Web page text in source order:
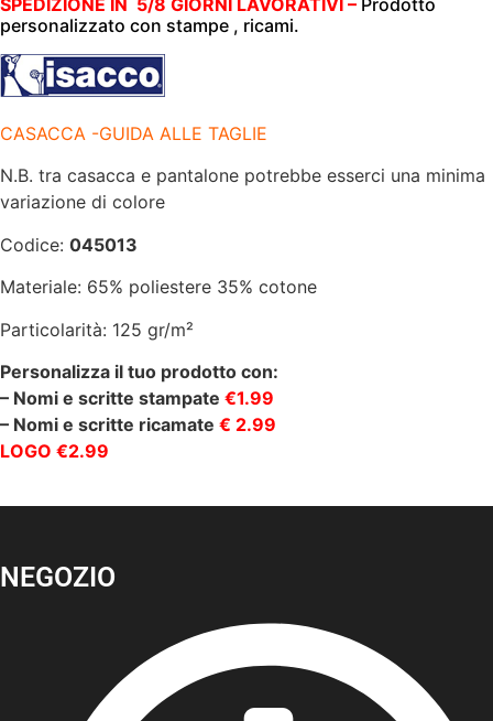
m2|
ISACCO
|
UNISEX
quantità
personalizzato con stampe , ricami.
CASACCA -GUIDA ALLE TAGLIE
N.B. tra casacca e pantalone potrebbe esserci una minima
variazione di colore
Codice: 045013
Materiale: 65% poliestere 35% cotone
Particolarità: 125 gr/m²
Personalizza il tuo prodotto con:
– Nomi e scritte stampate €1.99
– Nomi e scritte ricamate € 2.99
LOGO €2.99
NEGOZIO